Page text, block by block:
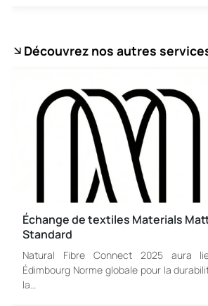
Découvrez nos autres
Échange de textiles Materials
Standard
Natural Fibre Connect 2025 aura
Édimbourg Norme globale pour la
la…